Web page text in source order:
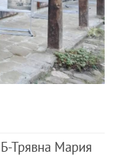
Трявна Мария